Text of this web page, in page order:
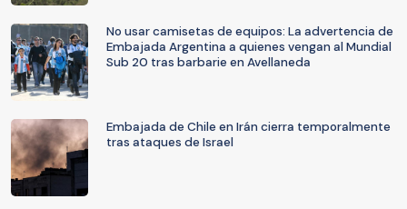
No usar camisetas de equipos: La advertencia de
Embajada Argentina a quienes vengan al Mundial
Sub 20 tras barbarie en Avellaneda
Embajada de Chile en Irán cierra temporalmente
tras ataques de Israel